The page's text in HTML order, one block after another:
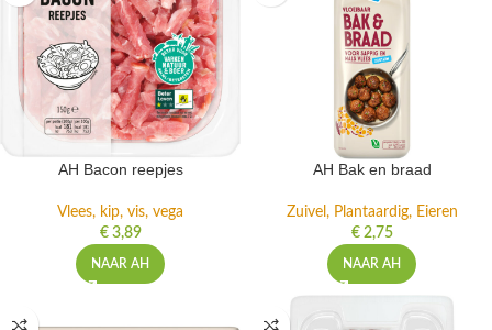
AH Bacon reepjes
Vlees, kip, vis, vega
€3,89
NAAR AH
AH Bak en braad
Zuivel, Plantaardig, Eieren
€2,75
NAAR AH